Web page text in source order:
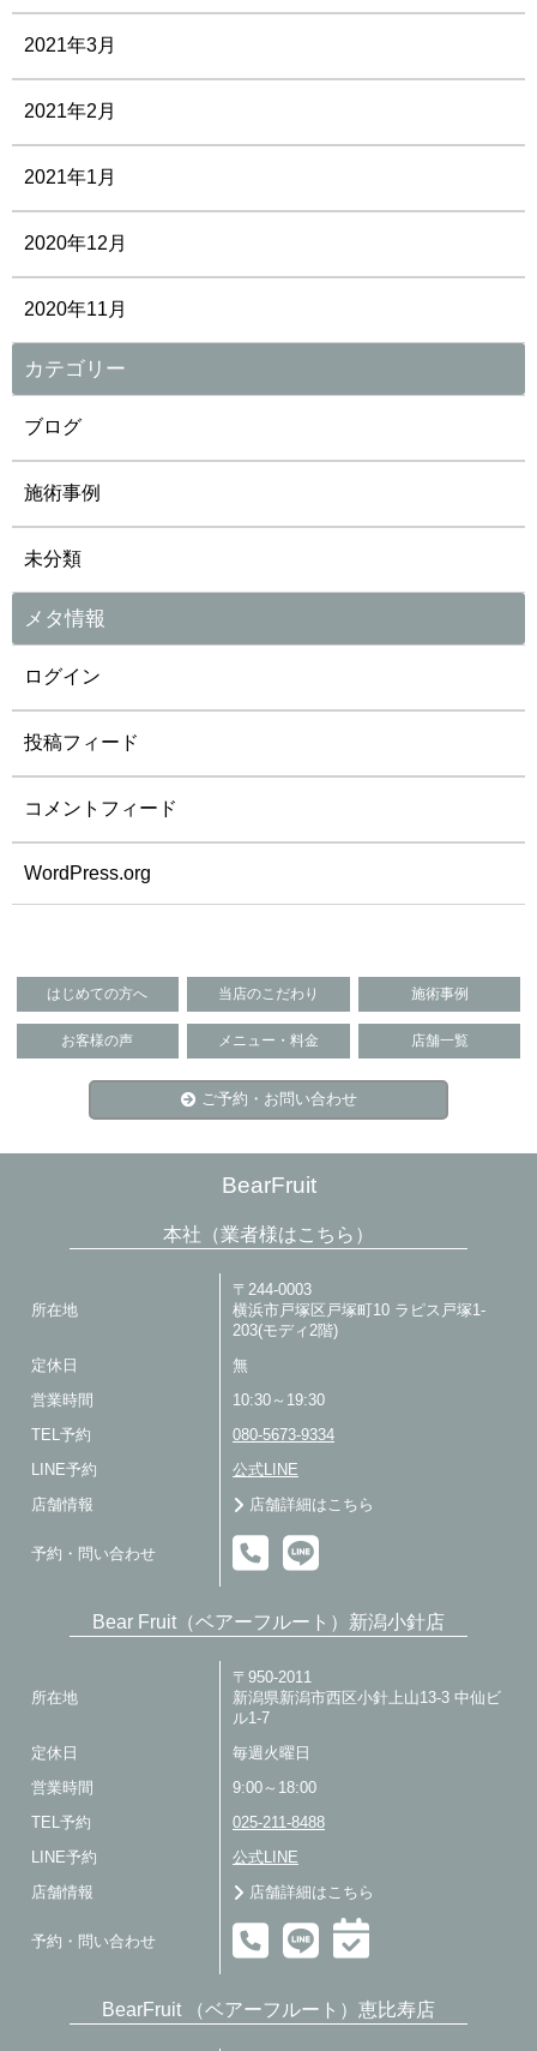
2021年3月
2021年2月
2021年1月
2020年12月
2020年11月
カテゴリー
ブログ
施術事例
未分類
メタ情報
ログイン
投稿フィード
コメントフィード
WordPress.org
はじめての方へ 当店のこだわり 施術事例
お客様の声 メニュー・料金 店舗一覧
ご予約・お問い合わせ
BearFruit
本社（業者様はこちら）
所在地
〒244-0003
横浜市戸塚区戸塚町10 ラピス戸塚1-
203(モディ2階)
定休日 無
営業時間 10:30～19:30
TEL予約 080-5673-9334
LINE予約 公式LINE
店舗情報 店舗詳細はこちら
予約・問い合わせ
Bear Fruit（ベアーフルート）新潟小針店
所在地
〒950-2011
新潟県新潟市西区小針上山13-3 中仙ビ
ル1-7
定休日 毎週火曜日
営業時間 9:00～18:00
TEL予約 025-211-8488
LINE予約 公式LINE
店舗情報 店舗詳細はこちら
予約・問い合わせ
BearFruit （ベアーフルート）恵比寿店